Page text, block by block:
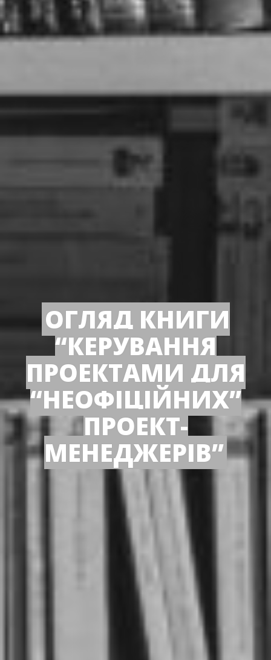
ОГЛЯД КНИГИ
“КЕРУВАННЯ
ПРОЕКТАМИ ДЛЯ
“НЕОФІЦІЙНИХ”
ПРОЕКТ-
МЕНЕДЖЕРІВ”